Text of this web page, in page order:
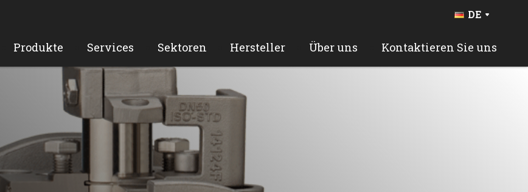
DE
NL
EN
Produkte Services Sektoren Hersteller Über uns Kontaktieren Sie uns